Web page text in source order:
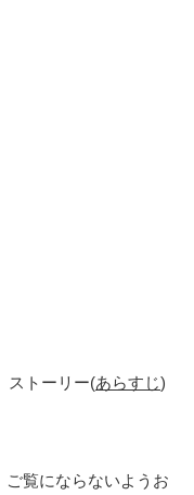
ストーリー(あらすじ)
覧にならないようお